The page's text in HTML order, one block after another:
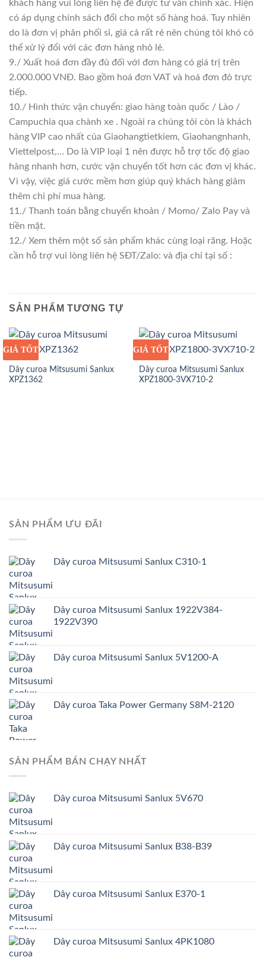
khách hàng vui lòng liên hệ để được tư vấn chính xác. Hiện
có áp dụng chính sách đổi cho một số hàng hoá. Tuy nhiên
do là đơn vị phân phối sỉ, giá cả rất rẻ nên chúng tôi khó có
thể xử lý đổi với các đơn hàng nhỏ lẻ.
9./ Xuất hoá đơn đầy đủ đối với đơn hàng có giá trị trên
2.000.000 VNĐ. Bao gồm hoá đơn VAT và hoá đơn đỏ trực
tiếp.
10./ Hình thức vận chuyển: giao hàng toàn quốc / Lào /
Campuchia qua chành xe . Ngoài ra chúng tôi còn là khách
hàng VIP cao nhất của Giaohangtietkiem, Giaohangnhanh,
Viettelpost,… Do là VIP loại 1 nên được hỗ trợ tốc độ giao
hàng nhanh hơn, cước vận chuyển tốt hơn các đơn vị khác.
Vì vậy, việc giá cước mềm hơn giúp quý khách hàng giảm
thêm chi phí mua hàng.
11./ Thanh toán bằng chuyển khoản / Momo/ Zalo Pay và
tiền mặt.
12./ Xem thêm một số sản phẩm khác cùng loại răng. Hoặc
cần hỗ trợ vui lòng liên hệ SĐT/Zalo: và địa chỉ tại số :
SẢN PHẨM TƯƠNG TỰ
GIÁ SỈ
GIÁ TỐT
Dây curoa Mitsusumi Sanlux
XPZ1362
GIÁ SỈ
GIÁ TỐT
Dây curoa Mitsusumi Sanlux
XPZ1800-3VX710-2
SẢN PHẨM ƯU ĐÃI
Dây curoa Mitsusumi Sanlux C310-1
Dây curoa Mitsusumi Sanlux 1922V384-
1922V390
Dây curoa Mitsusumi Sanlux 5V1200-A
Dây curoa Taka Power Germany S8M-2120
SẢN PHẨM BÁN CHẠY NHẤT
Dây curoa Mitsusumi Sanlux 5V670
Dây curoa Mitsusumi Sanlux B38-B39
Dây curoa Mitsusumi Sanlux E370-1
Dây curoa Mitsusumi Sanlux 4PK1080